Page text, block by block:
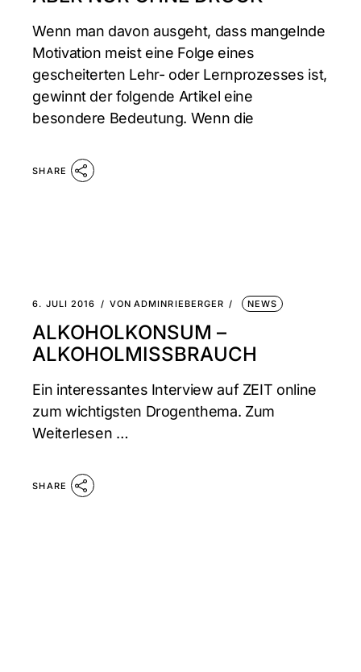
Wenn man davon ausgeht, dass mangelnde
Motivation meist eine Folge eines
gescheiterten Lehr- oder Lernprozesses ist,
gewinnt der folgende Artikel eine
besondere Bedeutung. Wenn die
SHARE
6. JULI 2016 VON ADMINRIEBERGER NEWS
ALKOHOLKONSUM –
ALKOHOLMISSBRAUCH
Ein interessantes Interview auf ZEIT online
zum wichtigsten Drogenthema. Zum
Weiterlesen …
SHARE